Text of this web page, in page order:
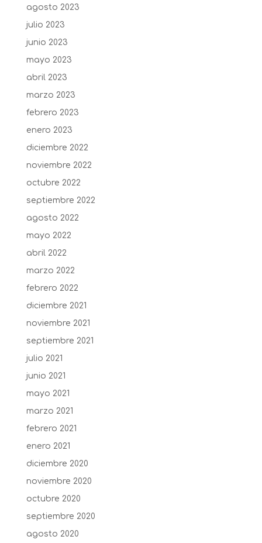
agosto 2023
julio 2023
junio 2023
mayo 2023
abril 2023
marzo 2023
febrero 2023
enero 2023
diciembre 2022
noviembre 2022
octubre 2022
septiembre 2022
agosto 2022
mayo 2022
abril 2022
marzo 2022
febrero 2022
diciembre 2021
noviembre 2021
septiembre 2021
julio 2021
junio 2021
mayo 2021
marzo 2021
febrero 2021
enero 2021
diciembre 2020
noviembre 2020
octubre 2020
septiembre 2020
agosto 2020